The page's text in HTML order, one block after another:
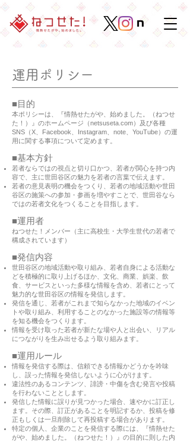
​運用ポリシー
■目的
本ポリシーは、『情熱せたがや、始めました。（ねつせ
た！）』のホームページ（netsuseta.com）及び各種
SNS（X、Facebook、Instagram、note、YouTube）の運
用に関する事項について定めます。
■基本方針
若者ならではの視点と切り口かつ、若者が関心を持つ内
容で、主に世田谷区の魅力を若者の言葉で伝えます。
若者の意見表明の機会をつくり、若者の地域活動や世田
谷区の施策への参加・参画を増やすことで、世田谷なら
ではの若者文化をつくることを目指します。
■運用者
ねつせた！メンバー（主に高校生・大学生世代の若者で
構成されています）
■発信内容
世田谷区の地域活動や取り組み、若者自身による活動な
どを積極的に取り上げるほか、文化、商業、娯楽、飲
食、サービスといった多様な情報を含め、若者にとって
魅力的な世田谷区の情報を発信します。
発信を通じ、若者がこれまで知らなかった地域のイベン
トや取り組み、利用することのなかった施設等の情報等
を知る機会をつくります。
情報を受け取った若者が新たな場や人と出会い、リアル
につながりを生み出せるよう取り組みます。
■運用ルール
情報を発信する際は、信頼できる情報かどうかを吟味
し、誤った情報を発信しないように心がけます。
違法性のあるコンテンツ、誹謗・中傷を含む発言や投稿
を行わないこととします。
発信した情報に誤りが見つかった場合、速やかに訂正し
ます。その際、訂正があることを明記するか、投稿を修
正もしくは一旦削除して再投稿する場合があります。
特定の個人、企業のことを発信する際には、『情熱せた
がや、始めました。（ねつせた！）』の目的に則した内